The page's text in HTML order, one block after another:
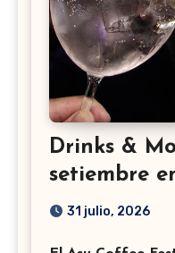
Drinks &
setiembre
31 julio, 2026